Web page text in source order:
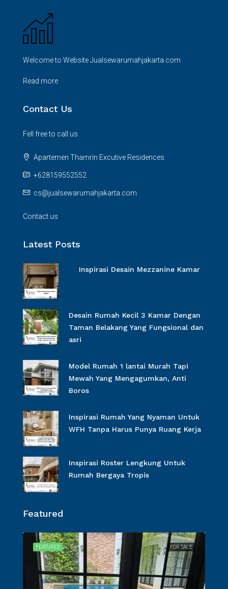
Welcome to Website Jualsewarumahjakarta.com
Read more
Contact Us
Fell free to call us
Apartemen Thamrin Excutive Residences
+628159552552
cs@jualsewarumahjakarta.com
Contact us
Latest Posts
Inspirasi Desain Mezzanine Kamar
Desain Rumah Kecil 3 Kamar Dengan
Taman Belakang Yang Fungsional dan
asri
Model Rumah 1 lantai Murah Tapi
Mewah Yang Mengagumkan, Anti
Boros
Inspirasi Rumah Yang Nyaman Untuk
WFH Tanpa Harus Punya Ruang Kerja
Inspirasi Roster Lengkung Untuk
Rumah Bergaya Tropis
Featured
FOR SALE
FEATURED